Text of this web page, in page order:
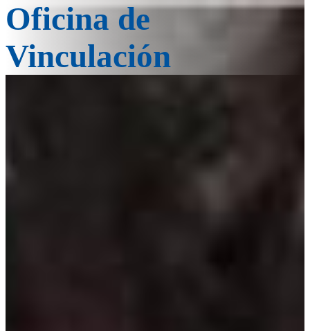
Oficina de
Vinculación